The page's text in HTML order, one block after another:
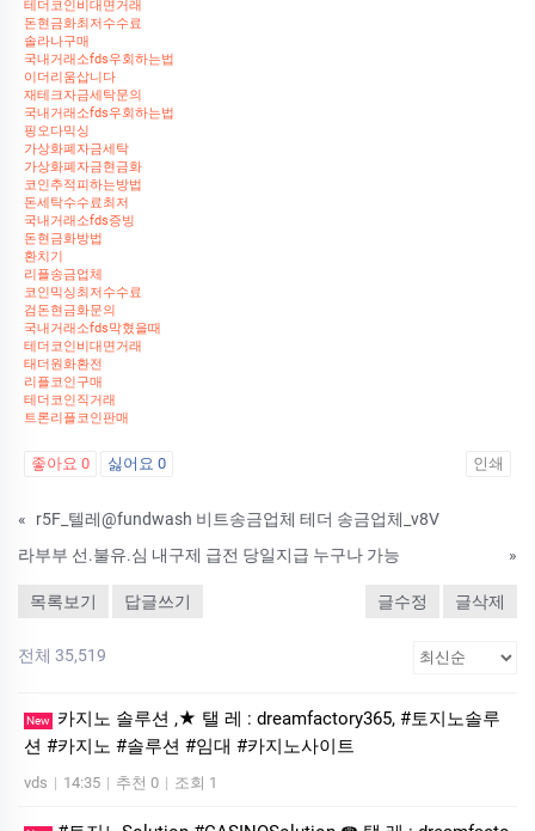
테더코인비대면거래
돈현금화최저수수료
솔라나구매
국내거래소fds우회하는법
이더리움삽니다
재테크자금세탁문의
국내거래소fds우회하는법
핑오다믹싱
가상화폐자금세탁
가상화폐자금현금화
코인추적피하는방법
돈세탁수수료최저
국내거래소fds증빙
돈현금화방법
환치기
리플송금업체
코인믹싱최저수수료
검돈현금화문의
국내거래소fds막혔을때
테더코인비대면거래
태더원화환전
리플코인구매
테더코인직거래
트론리플코인판매
좋아요 0 싫어요 0 인쇄
«
r5F_텔레@fundwash 비트송금업체 테더 송금업체_v8V
라부부 선.불유.심 내구제 급전 당일지급 누구나 가능
»
목록보기 답글쓰기 글수정 글삭제
전체 35,519
New
카지노 솔루션 ,★ 탤 레 : dreamfactory365, #토지노솔루
션 #카지노 #솔루션 #임대 #카지노사이트
vds | 14:35 | 추천 0 | 조회 1